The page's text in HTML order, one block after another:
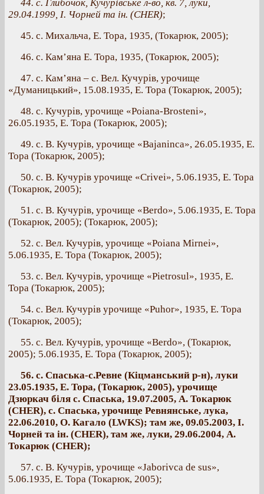
44. с. Глибочок, Кучурівське л-во, кв. 7, луки,
29.04.1999, І. Чорней та ін. (CHER);
45. с. Михальча, Е. Тора, 1935, (Токарюк, 2005);
46. с. Кам’яна Е. Тора, 1935, (Токарюк, 2005);
47. с. Кам’яна – с. Вел. Кучурів, урочище
«Думаницький», 15.08.1935, Е. Тора (Токарюк, 2005);
48. с. Кучурів, урочище «Poiana-Brosteni»,
26.05.1935, E. Toрa (Токарюк, 2005);
49. с. В. Кучурів, урочище «Bajaninca», 26.05.1935, Е.
Тора (Токарюк, 2005);
50. с. В. Кучурів урочище «Crivei», 5.06.1935, Е. Тора
(Токарюк, 2005);
51. с. В. Кучурів, урочище «Berdo», 5.06.1935, Е. Тора
(Токарюк, 2005); (Токарюк, 2005);
52. с. Вел. Кучурів, урочище «Poiana Mirnei»,
5.06.1935, Е. Тора (Токарюк, 2005);
53. с. Вел. Кучурів, урочище «Pietrosul», 1935, Е.
Тора (Токарюк, 2005);
54. с. Вел. Кучурів урочище «Puhor», 1935, Е. Тора
(Токарюк, 2005);
55. с. Вел. Кучурів, урочище «Berdo», (Токарюк,
2005); 5.06.1935, Е. Тора (Токарюк, 2005);
56. с. Спаська-с.Ревне (Кіцманський р-н), луки
23.05.1935, Е. Тора, (Токарюк, 2005), урочище
Дзюркач біля с. Спаська, 19.07.2005, А. Токарюк
(CHER), с. Спаська, урочище Ревнянське, лука,
22.06.2010, О. Кагало (LWKS); там же, 09.05.2003, І.
Чорней та ін. (CHER), там же, луки, 29.06.2004, А.
Токарюк (CHER);
57. с. В. Кучурів, урочище «Jaborivca de sus»,
5.06.1935, Е. Тора (Токарюк, 2005);